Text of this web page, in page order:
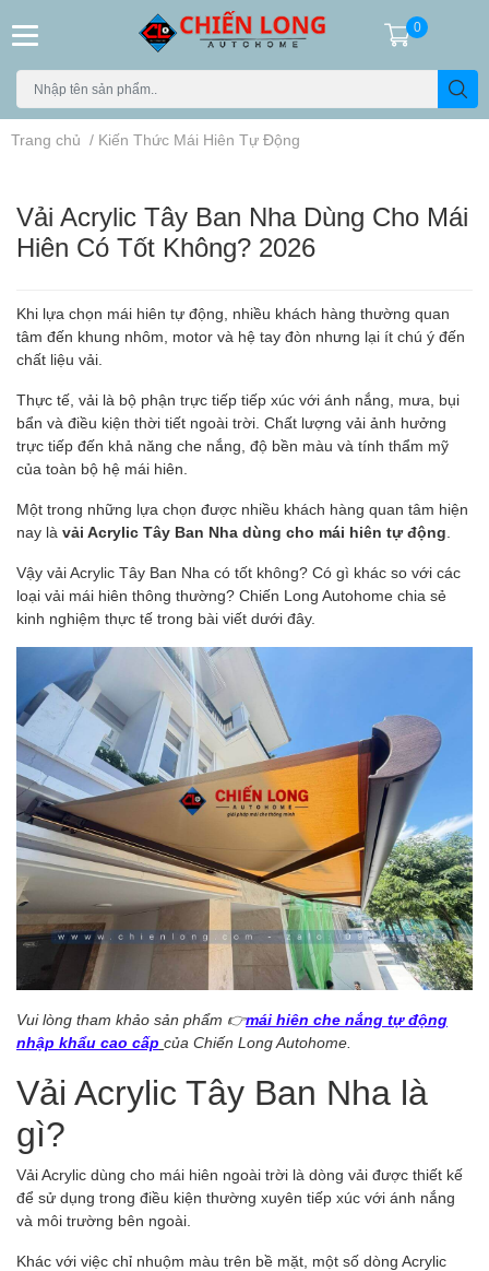
0
Trang chủ / Kiến Thức Mái Hiên Tự Động
Vải Acrylic Tây Ban Nha Dùng Cho Mái
Hiên Có Tốt Không? 2026
Khi lựa chọn mái hiên tự động, nhiều khách hàng thường quan
tâm đến khung nhôm, motor và hệ tay đòn nhưng lại ít chú ý đến
chất liệu vải.
Thực tế, vải là bộ phận trực tiếp tiếp xúc với ánh nắng, mưa, bụi
bẩn và điều kiện thời tiết ngoài trời. Chất lượng vải ảnh hưởng
trực tiếp đến khả năng che nắng, độ bền màu và tính thẩm mỹ
của toàn bộ hệ mái hiên.
Một trong những lựa chọn được nhiều khách hàng quan tâm hiện
nay là vải Acrylic Tây Ban Nha dùng cho mái hiên tự động
Vậy vải Acrylic Tây Ban Nha có tốt không? Có gì khác so với các
loại vải mái hiên thông thường? Chiến Long Autohome chia sẻ
kinh nghiệm thực tế trong bài viết dưới đây.
Vui lòng tham khảo sản phẩm 👉mái hiên che nắng tự động
nhập khẩu cao cấp của Chiến Long Autohome.
Vải Acrylic Tây Ban Nha là
gì?
Vải Acrylic dùng cho mái hiên ngoài trời là dòng vải được thiết kế
để sử dụng trong điều kiện thường xuyên tiếp xúc với ánh nắng
và môi trường bên ngoài.
Khác với việc chỉ nhuộm màu trên bề mặt, một số dòng Acrylic